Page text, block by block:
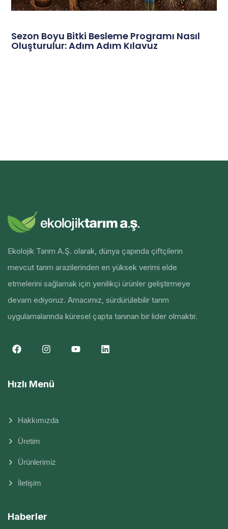
Sezon Boyu Bitki Besleme Programı Nasıl
Oluşturulur: Adım Adım Kılavuz
Ekolojik Tarım A.Ş. olarak, dünya çapında çiftçilerin
mevcut tarım arazilerinden en yüksek verimi elde
etmelerini sağlamak için yenilikçi ürünler geliştirmeye
devam ediyoruz. Amacımız, sürdürülebilir tarım
uygulamalarında küresel çapta tanınan bir lider olmaktır.
Hızlı Menü
Hakkımızda
Üretim
Ürünlerimiz
İletişim
Haberler